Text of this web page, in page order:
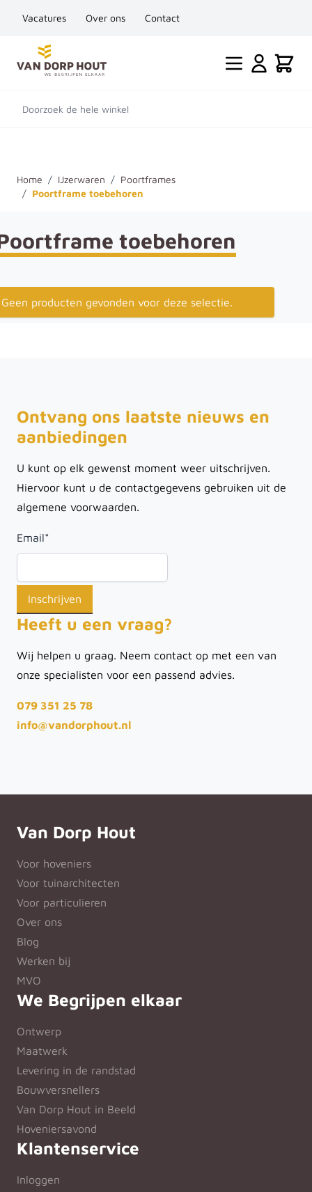
Vacatures Over ons Contact
Ga naar de inhoud
Cart
Doorzoek de hele winkel
Home / IJzerwaren / Poortframes
/ Poortframe toebehoren
toebehoren
Geen producten gevonden voor deze selectie.
Ontvang ons laatste nieuws en
aanbiedingen
U kunt op elk gewenst moment weer uitschrijven.
Hiervoor kunt u de contactgegevens gebruiken uit de
algemene voorwaarden.
Email*
Heeft u een vraag?
Wij helpen u graag. Neem contact op met een van
onze specialisten voor een passend advies.
079 351 25 78
info@vandorphout.nl
Van Dorp Hout
Voor hoveniers
Voor tuinarchitecten
Voor particulieren
Over ons
Blog
Werken bij
MVO
We Begrijpen elkaar
Ontwerp
Maatwerk
Levering in de randstad
Bouwversnellers
Van Dorp Hout in Beeld
Hoveniersavond
Klantenservice
Inloggen